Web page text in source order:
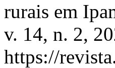
rurais em
v. 14, n. 2,
https://